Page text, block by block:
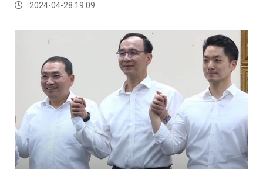
2024-04-28 19:09